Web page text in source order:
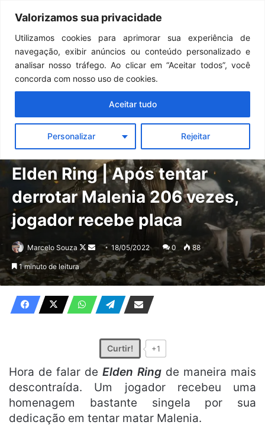
Valorizamos sua privacidade
Utilizamos cookies para aprimorar sua experiência de
navegação, exibir anúncios ou conteúdo personalizado e
analisar nosso tráfego. Ao clicar em “Aceitar todos”, você
concorda com nosso uso de cookies.
Personalizar Rejeitar
Aceitar tudo
Menu
Notícias Outros
Elden Ring | Após tentar
derrotar Malenia 206 vezes,
jogador recebe placa
Marcelo Souza
Follow
on
X
Mande
um
e-
18/05/2022 0 88
1 minuto de leitura
Curtir! +1
Hora de falar de Elden Ring de maneira mais
descontraída. Um jogador recebeu uma
homenagem bastante singela por sua
dedicação em tentar matar Malenia.